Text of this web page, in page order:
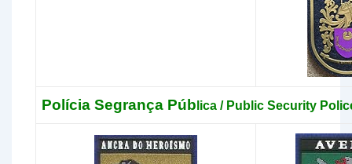
Polícia Segrança Púb lica / Public Security